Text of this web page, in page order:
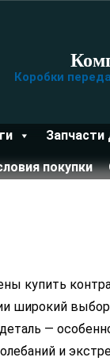
Коробки
Запчасти
покупки
купить
широкий
—
и